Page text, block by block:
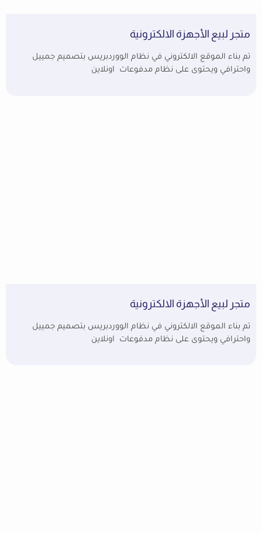
متجر لبيع الأجهزة الالكترونية
تم بناء الموقع الالكتروني في نظام الووردبريس بتصميم جمييل
واحترافي ويحتوى على نظام مدفوعات اونلاين
متجر لبيع الأجهزة الالكترونية
تم بناء الموقع الالكتروني في نظام الووردبريس بتصميم جمييل
واحترافي ويحتوى على نظام مدفوعات اونلاين